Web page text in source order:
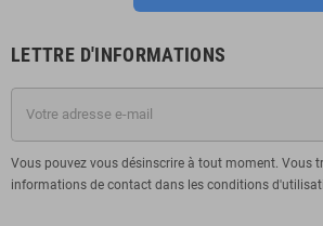
LETTRE D'INFORMATIONS
Vous pouvez vous désinscrire à tout moment. Vous
informations de contact dans les conditions